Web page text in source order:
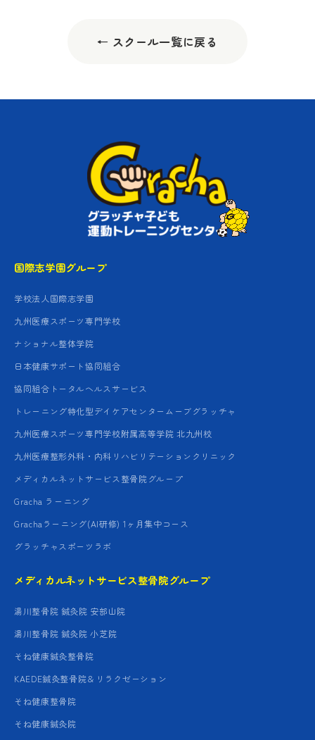
← スクール一覧に戻る
国際志学園グループ
学校法人国際志学園
九州医療スポーツ専門学校
ナショナル整体学院
日本健康サポート協同組合
協同組合トータルヘルスサービス
トレーニング特化型デイケアセンタームーブグラッチャ
九州医療スポーツ専門学校附属高等学院 北九州校
九州医療整形外科・内科リハビリテーションクリニック
メディカルネットサービス整骨院グループ
Gracha ラーニング
Grachaラーニング(AI研修) 1ヶ月集中コース
グラッチャスポーツラボ
メディカルネットサービス整骨院グループ
湯川整骨院 鍼灸院 安部山院
湯川整骨院 鍼灸院 小芝院
そね健康鍼灸整骨院
KAEDE鍼灸整骨院＆リラクゼーション
そね健康整骨院
そね健康鍼灸院